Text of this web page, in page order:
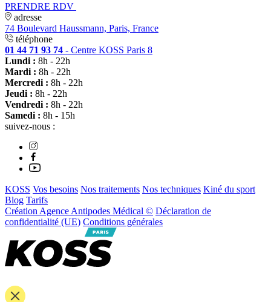
PRENDRE RDV
adresse
74 Boulevard Haussmann, Paris, France
téléphone
01 44 71 93 74 - Centre KOSS Paris 8
Lundi : 8h - 22h
Mardi : 8h - 22h
Mercredi : 8h - 22h
Jeudi : 8h - 22h
Vendredi : 8h - 22h
Samedi : 8h - 15h
suivez-nous :
KOSS Vos besoins Nos traitements Nos techniques Kiné du sport
Blog Tarifs
Création Agence Antipodes Médical © Déclaration de
confidentialité (UE) Conditions générales